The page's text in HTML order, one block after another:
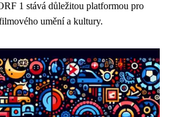
1 stává důležitou platformou pro
umění a kultury.